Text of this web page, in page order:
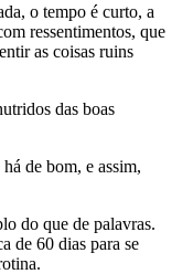
o tempo é curto, a
ressentimentos, que
as coisas ruins
das boas
de bom, e assim,
do que de palavras.
de 60 dias para se